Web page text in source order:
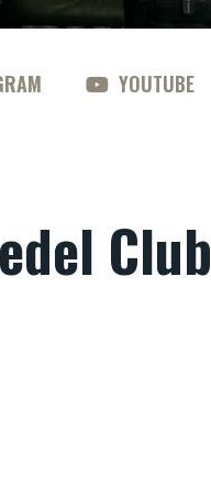
YOUTUBE
Club